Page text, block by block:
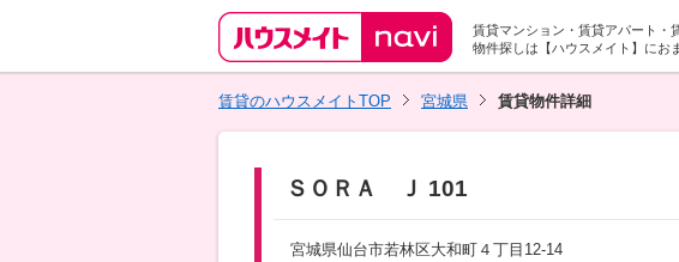
賃貸マンション・賃貸アパート・
物件探しは【ハウスメイト】にお
賃貸のハウスメイトTOP
宮城県 賃貸物件詳細
ＳＯＲＡ Ｊ 101
宮城県仙台市若林区大和町４丁目12-14